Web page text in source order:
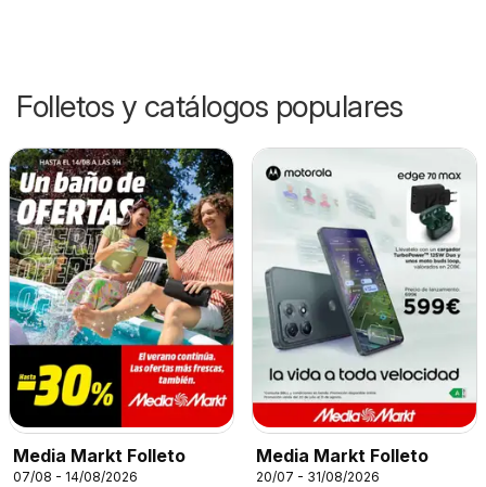
Folletos y catálogos populares
Media Markt Folleto
07/08 - 14/08/2026
Media Markt Folleto
20/07 - 31/08/2026